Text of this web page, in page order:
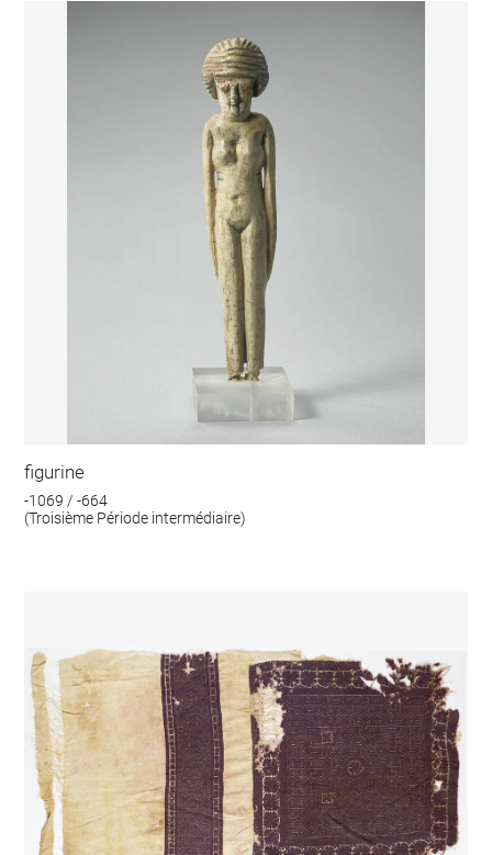
figurine
-1069 / -664
(Troisième Période intermédiaire)